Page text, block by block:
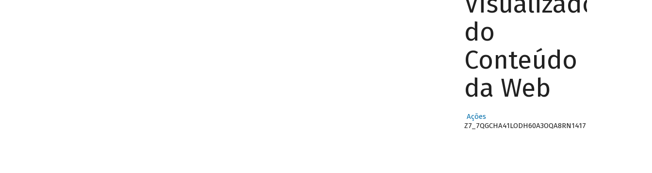
do
Conteúdo
da Web
Ações
Z7_7QGCHA41LODH60A3OQA8RN1417